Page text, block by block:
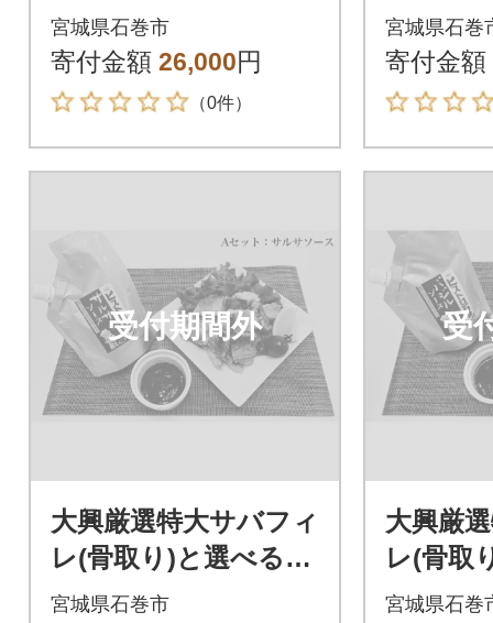
け 鯛 銀鮭 さば たら
こ 牡蠣 ほや 磯のり
まぐろ
宮城県石巻市
寄付金額 26,000円
（0件）
け 茶漬
ば たら
磯のり
宮城県石巻
寄付金額
受付期間外
大興厳選特大サバフィ
レ(骨取り)と選べる特
製ソースセット_A
宮城県石巻市
受
大興厳
レ(骨取
製ソー
宮城県石巻